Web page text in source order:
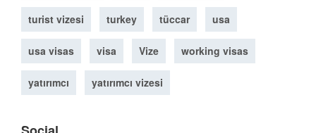
turist vizesi turkey tüccar usa
usa visas visa Vize working visas
yatırımcı yatırımcı vizesi